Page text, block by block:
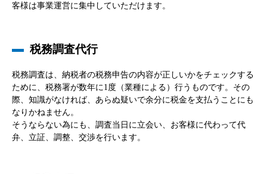
客様は事業運営に集中していただけます。
税務調査代行
税務調査は、納税者の税務申告の内容が正しいかをチェックする
ために、税務署が数年に1度（業種による）行うものです。その
際、知識がなければ、あらぬ疑いで余分に税金を支払うことにも
なりかねません。
そうならない為にも、調査当日に立会い、お客様に代わって代
弁、立証、調整、交渉を行います。